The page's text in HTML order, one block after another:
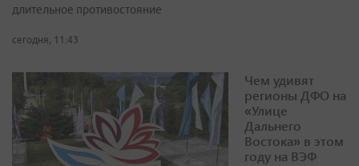
длительное противостояние
сегодня, 11:43
Чем удивят
регионы ДФО на
«Улице
Дальнего
Востока» в этом
году на ВЭФ